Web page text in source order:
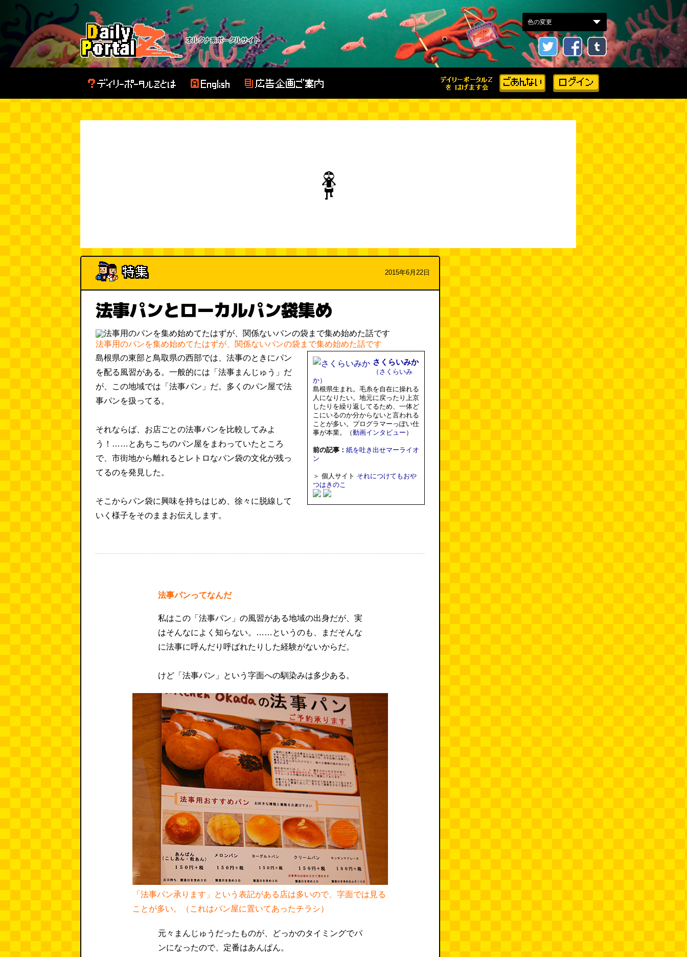
2015年6月22日
法事パンとローカルパン袋集め
法事用のパンを集め始めてたはずが、関係ないパンの袋まで集め始めた話です
島根県の東部と鳥取県の西部では、法事のときにパン
を配る風習がある。一般的には「法事まんじゅう」だ
が、この地域では「法事パン」だ。多くのパン屋で法
事パンを扱ってる。
それならば、お店ごとの法事パンを比較してみよ
う！……とあちこちのパン屋をまわっていたところ
で、市街地から離れるとレトロなパン袋の文化が残っ
てるのを発見した。
そこからパン袋に興味を持ちはじめ、徐々に脱線して
いく様子をそのままお伝えします。
さくらいみか
（さくらいみ
か）
島根県生まれ。毛糸を自在に操れる
人になりたい。地元に戻ったり上京
したりを繰り返してるため、一体ど
こにいるのか分からないと言われる
ことが多い。プログラマーっぽい仕
事が本業。（動画インタビュー ）
前の記事： 紙を吐き出せマーライオ
ン
＞ 個人サイト それにつけてもおや
つはきのこ
法事パンってなんだ
私はこの「法事パン」の風習がある地域の出身だが、実
はそんなによく知らない。……というのも、まだそんな
に法事に呼んだり呼ばれたりした経験がないからだ。
けど「法事パン」という字面への馴染みは多少ある。
「法事パン承ります」という表記がある店は多いので、字面では見る
ことが多い。（これはパン屋に置いてあったチラシ）
元々まんじゅうだったものが、どっかのタイミングでパ
ンになったので、定番はあんぱん。